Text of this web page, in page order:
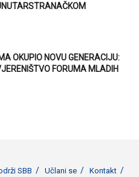
OKUPIO NOVU GENERACIJU:
FORUMA MLADIH
SBB Učlani se Kontakt